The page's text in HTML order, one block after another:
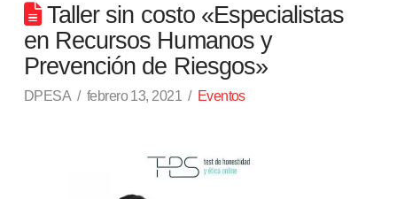
Taller sin costo «Especialistas
en Recursos Humanos y
Prevención de Riesgos»
DPESA febrero 13, 2021 Eventos